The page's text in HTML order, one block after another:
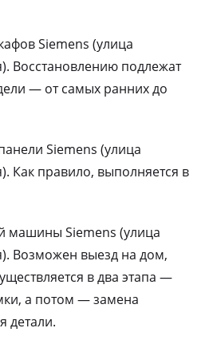
Siemens (улица
Восстановлению подлежат
— от самых ранних до
Siemens (улица
Как правило, выполняется в
машины Siemens (улица
Возможен выезд на дом,
в два этапа —
а потом — замена
детали.